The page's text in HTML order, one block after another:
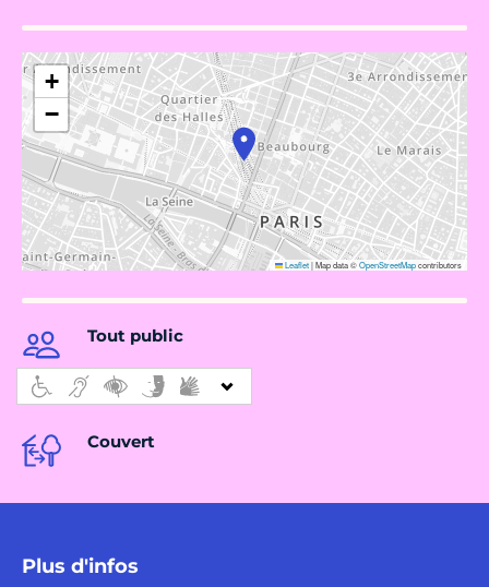
+
−
Leaflet|Map data ©OpenStreetMapcontributors
Tout public
Couvert
Plus d'infos